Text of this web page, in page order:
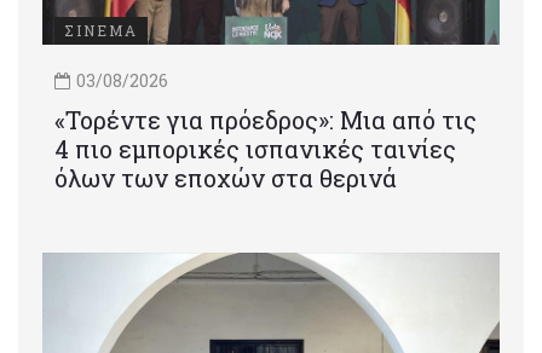
ΣΙΝΕΜΑ
03/08/2026
«Τορέντε για πρόεδρος»: Mια από τις
4 πιο εμπορικές ισπανικές ταινίες
όλων των εποχών στα θερινά